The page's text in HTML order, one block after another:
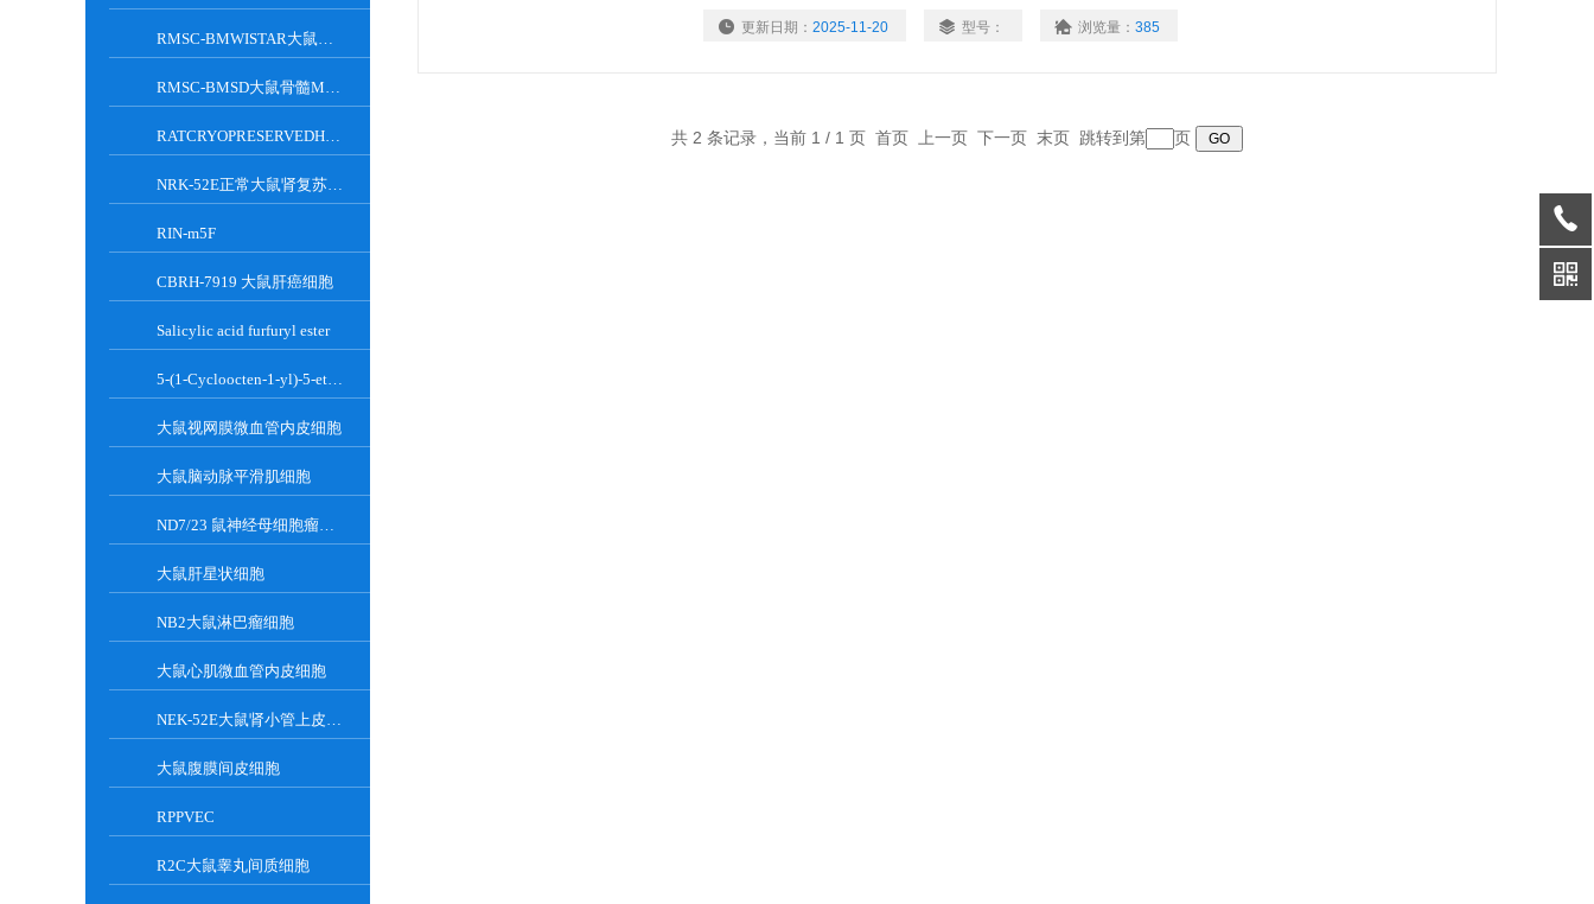
RMSC-BMWISTAR大鼠骨髓MSC细胞
RMSC-BMSD大鼠骨髓MSC细胞
RATCRYOPRESERVEDHEPATOCYTES大鼠肝脏实质细胞
NRK-52E正常大鼠肾复苏细胞(附STR鉴定报告)
RIN-m5F
CBRH-7919 大鼠肝癌细胞
Salicylic acid furfuryl ester
5-(1-Cycloocten-1-yl)-5-ethylbarbituric acid
大鼠视网膜微血管内皮细胞
大鼠脑动脉平滑肌细胞
ND7/23 鼠神经母细胞瘤细胞系
大鼠肝星状细胞
NB2大鼠淋巴瘤细胞
大鼠心肌微血管内皮细胞
NEK-52E大鼠肾小管上皮细胞
大鼠腹膜间皮细胞
RPPVEC
R2C大鼠睾丸间质细胞
更新日期： 2025-11-20 型号： 浏览量： 385
共 2 条记录，当前 1 / 1 页 首页 上一页 下一页 末页 跳转到第 页